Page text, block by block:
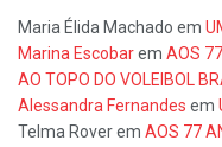
Maria Élida Machado em
Marina Escobarem AOS
AO TOPO DO VOLEIBOL
Alessandra Fernandes em
Telma Roverem AOS 77